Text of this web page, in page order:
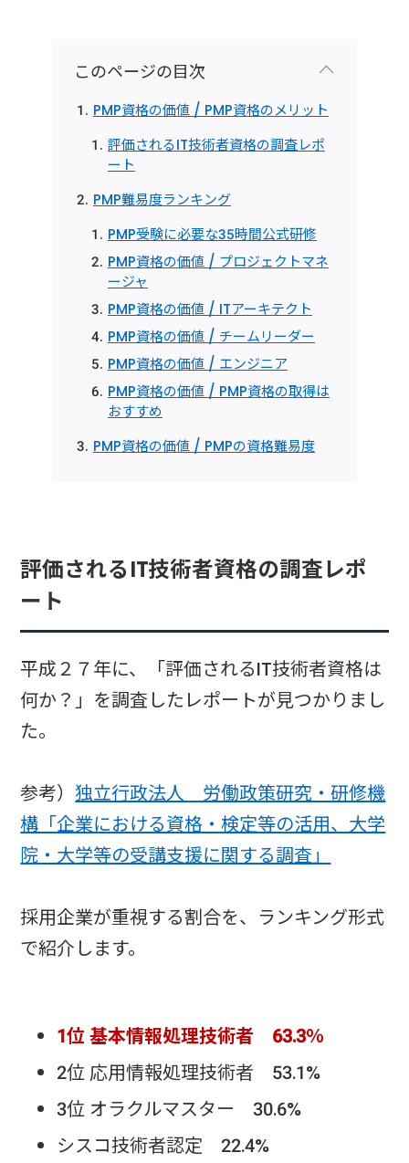
このページの目次
PMP資格の価値 / PMP資格のメリット
評価されるIT技術者資格の調査レポ
ート
PMP難易度ランキング
PMP受験に必要な35時間公式研修
PMP資格の価値 / プロジェクトマネ
ージャ
PMP資格の価値 / ITアーキテクト
PMP資格の価値 / チームリーダー
PMP資格の価値 / エンジニア
PMP資格の価値 / PMP資格の取得は
おすすめ
PMP資格の価値 / PMPの資格難易度
評価されるIT技術者資格の調査レポ
ート
平成２７年に、「評価されるIT技術者資格は
何か？」を調査したレポートが見つかりまし
た。
参考） 独立行政法人 労働政策研究・研修機
構「企業における資格・検定等の活用、大学
院・大学等の受講支援に関する調査」
採用企業が重視する割合を、ランキング形式
で紹介します。
1位 基本情報処理技術者 63.3％
2位 応用情報処理技術者 53.1%
3位 オラクルマスター 30.6%
シスコ技術者認定 22.4%